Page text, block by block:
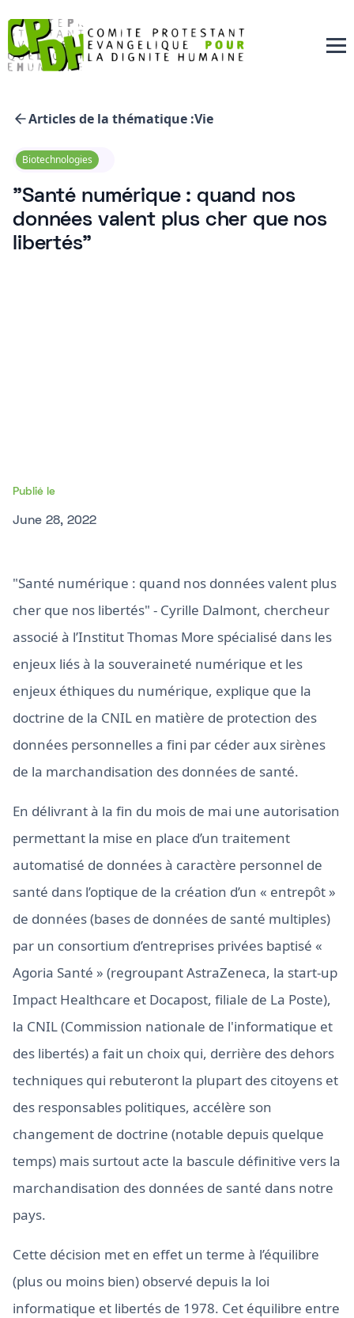
Articles de la thématique :Vie
Biotechnologies
"Santé numérique : quand nos
données valent plus cher que nos
libertés"
Publié le
June 28, 2022
"Santé numérique : quand nos données valent plus
cher que nos libertés" - Cyrille Dalmont, chercheur
associé à l’Institut Thomas More spécialisé dans les
enjeux liés à la souveraineté numérique et les
enjeux éthiques du numérique, explique que la
doctrine de la CNIL en matière de protection des
données personnelles a fini par céder aux sirènes
de la marchandisation des données de santé.
En délivrant à la fin du mois de mai une autorisation
permettant la mise en place d’un traitement
automatisé de données à caractère personnel de
santé dans l’optique de la création d’un « entrepôt »
de données (bases de données de santé multiples)
par un consortium d’entreprises privées baptisé «
Agoria Santé » (regroupant AstraZeneca, la start-up
Impact Healthcare et Docapost, filiale de La Poste),
la CNIL (Commission nationale de l'informatique et
des libertés) a fait un choix qui, derrière des dehors
techniques qui rebuteront la plupart des citoyens et
des responsables politiques, accélère son
changement de doctrine (notable depuis quelque
temps) mais surtout acte la bascule définitive vers la
marchandisation des données de santé dans notre
pays.
Cette décision met en effet un terme à l’équilibre
(plus ou moins bien) observé depuis la loi
informatique et libertés de 1978. Cet équilibre entre